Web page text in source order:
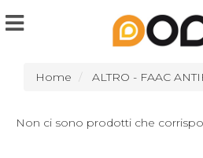
Home ALTRO - FAAC
Non ci sono prodotti che